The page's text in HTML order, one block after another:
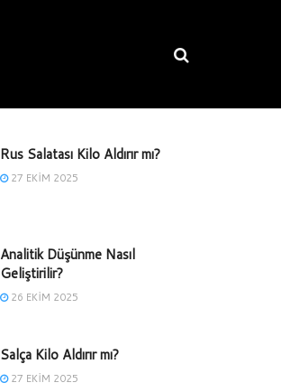
Rus Salatası Kilo Aldırır mı?
27 EKIM 2025
Analitik Düşünme Nasıl
Geliştirilir?
26 EKIM 2025
Salça Kilo Aldırır mı?
27 EKIM 2025